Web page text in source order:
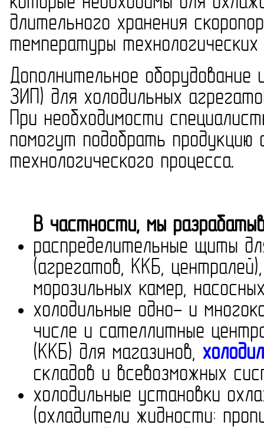
длительного хранения
температуры
Дополнительное
ЗИП) для холодильных
При необходимости
помогут подобрать
технологического процесса.
В частности, мы
распределительные щиты
(агрегатов, ККБ,
морозильных камер,
холодильные одно- и
числе и сателлитные
(ККБ) для магазинов,
складов и всевозможных
холодильные установки
(охладители жидности: